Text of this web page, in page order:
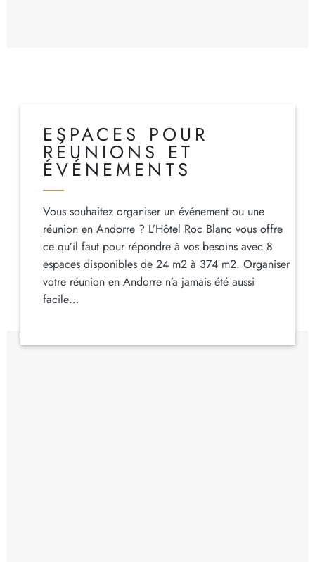
ESPACES POUR
RÉUNIONS ET
ÉVÉNEMENTS
Vous souhaitez organiser un événement ou une
réunion en Andorre ? L’Hôtel Roc Blanc vous offre
ce qu’il faut pour répondre à vos besoins avec 8
espaces disponibles de 24 m2 à 374 m2. Organiser
votre réunion en Andorre n’a jamais été aussi
facile…